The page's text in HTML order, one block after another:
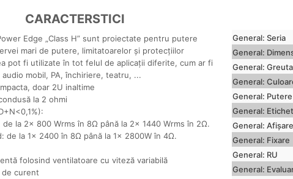
CARACTERSTICI
Edge „Class H” sunt proiectate pentru putere
mari de putere, limitatoarelor și protecțiilor
pot fi utilizate în tot felul de aplicații diferite, cum ar fi
mobil, PA, închiriere, teatru, ...
doar 2U inaltime
la 2 ohmi
de la 2x 800 Wrms în 8Ω până la 2x 1440 Wrms în 2Ω.
de la 1x 2400 în 8Ω până la 1x 2800W în 4Ω.
folosind ventilatoare cu viteză variabilă
de curent
General: Seria
General:
General:
General:
General:
General:
General: Afișare
General: Fixare
General: RU
General: